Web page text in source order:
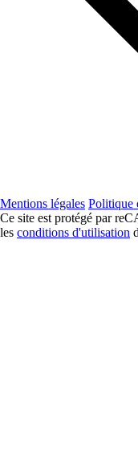
Mentions légales Politique
Ce site est protégé par
les conditions d'utilisation